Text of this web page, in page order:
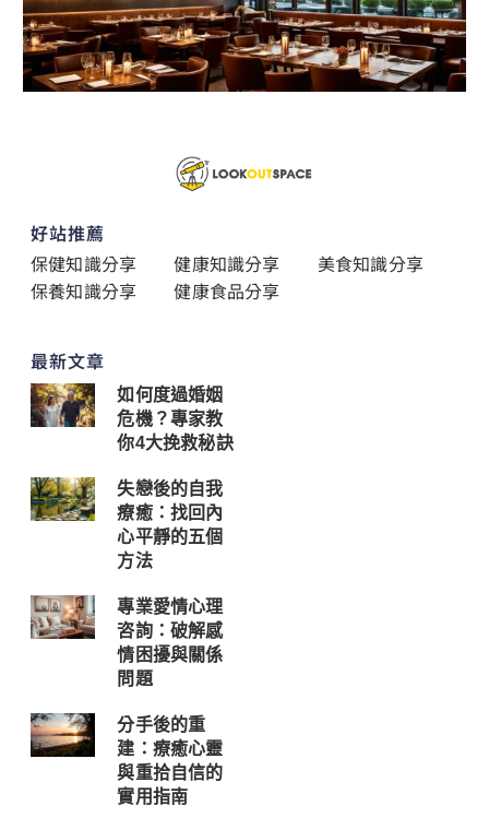
好站推薦
保健知識分享
健康知識分享
美食知識分享
保養知識分享
健康食品分享
最新文章
如何度過婚姻
危機？專家教
你4大挽救秘訣
失戀後的自我
療癒：找回內
心平靜的五個
方法
專業愛情心理
咨詢：破解感
情困擾與關係
問題
分手後的重
建：療癒心靈
與重拾自信的
實用指南